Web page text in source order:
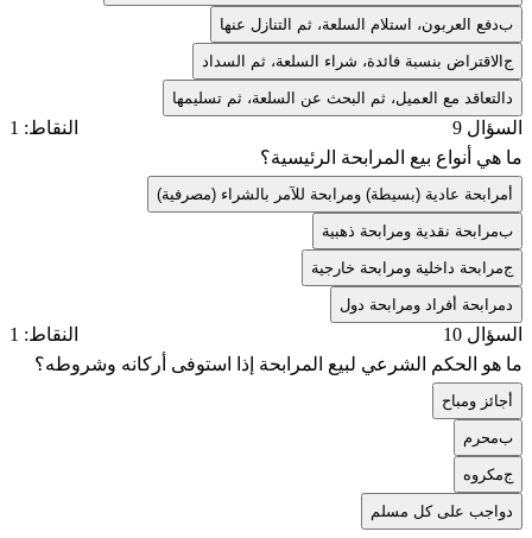
بدفع العربون، استلام السلعة، ثم التنازل عنها
جالاقتراض بنسبة فائدة، شراء السلعة، ثم السداد
التعاقد مع العميل، ثم البحث عن السلعة، ثم تسليمها
السؤال 9
النقاط: 1
ما هي أنواع بيع المرابحة الرئيسية؟
مرابحة عادية (بسيطة) ومرابحة للآمر بالشراء (مصرفية)
بمرابحة نقدية ومرابحة ذهبية
جمرابحة داخلية ومرابحة خارجية
مرابحة أفراد ومرابحة دول
السؤال 10
النقاط: 1
ما هو الحكم الشرعي لبيع المرابحة إذا استوفى أركانه وشروطه؟
جائز ومباح
بمحرم
جمكروه
واجب على كل مسلم